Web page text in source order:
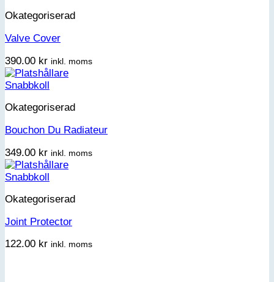
Okategoriserad
Valve Cover
390.00 kr inkl. moms
Snabbkoll
Okategoriserad
Bouchon Du Radiateur
349.00 kr inkl. moms
Snabbkoll
Okategoriserad
Joint Protector
122.00 kr inkl. moms